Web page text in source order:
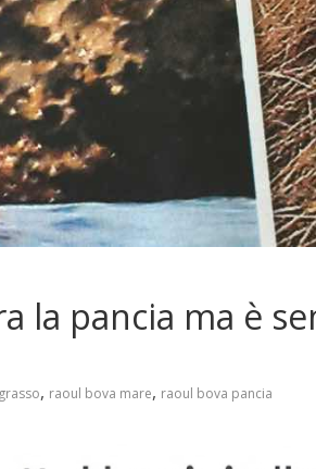
la pancia ma è
, raoul bova mare, raoul bova pancia